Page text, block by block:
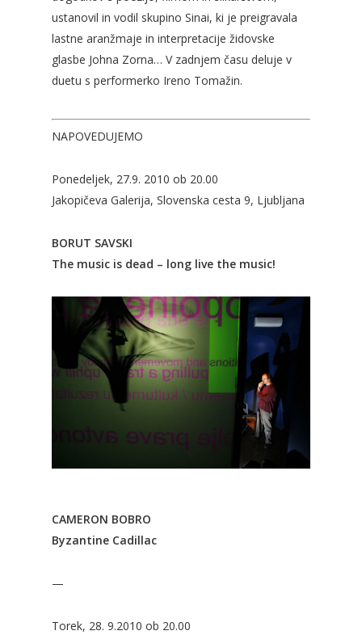
ustanovil in vodil skupino Sinai, ki je preigravala
lastne aranžmaje in interpretacije židovske
glasbe Johna Zorna… V zadnjem času deluje v
duetu s performerko Ireno Tomažin.
NAPOVEDUJEMO
Ponedeljek, 27.9. 2010 ob 20.00
Jakopičeva Galerija, Slovenska cesta 9, Ljubljana
BORUT SAVSKI
The music is dead – long live the music!
CAMERON BOBRO
Byzantine Cadillac
—
Torek, 28. 9.2010 ob 20.00